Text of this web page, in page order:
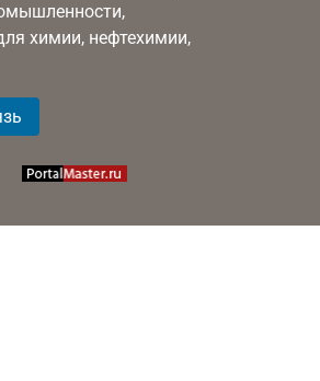
химии, нефтехимии,